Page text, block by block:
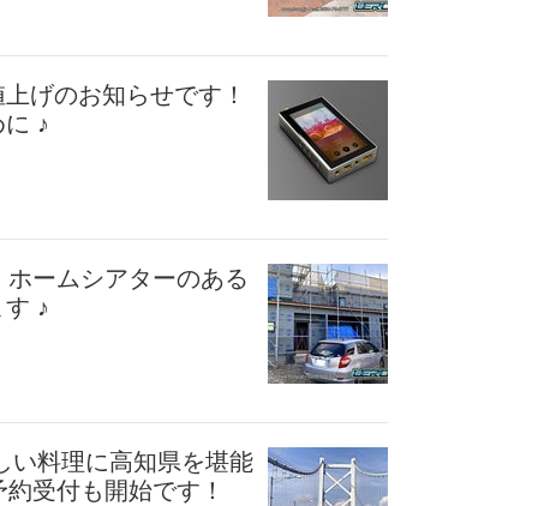
げのお知らせです！
♪
ームシアターのある
♪
い料理に高知県を堪能
受付も開始です！